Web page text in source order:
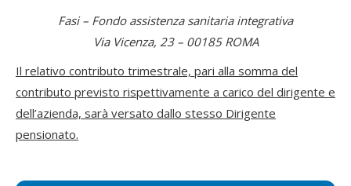
Fasi – Fondo assistenza sanitaria integrativa
Via Vicenza, 23 – 00185 ROMA
Il relativo contributo trimestrale, pari alla somma del
contributo previsto rispettivamente a carico del dirigente e
dell’azienda, sarà versato dallo stesso Dirigente
pensionato.